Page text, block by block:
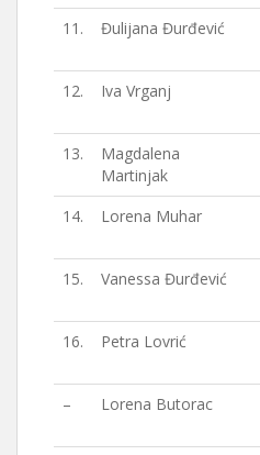
11. Đulijana Đurđević
12. Iva Vrganj
13.
Magdalena
Martinjak
14. Lorena Muhar
15. Vanessa Đurđević
16. Petra Lovrić
– Lorena Butorac